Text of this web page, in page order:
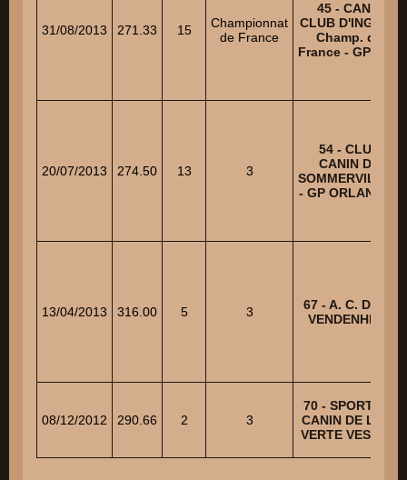
31/08/2013 271.33 15
Championnat
de France
45 - CANIS
CLUB D'INGRE -
Champ. de
France - GP SCC
20/07/2013 274.50 13 3
54 - CLUB
CANIN DE
SOMMERVILLER
- GP ORLANDINI
13/04/2013 316.00 5 3
67 - A. C. D. DE
VENDENHEIM
08/12/2012 290.66 2 3
70 - SPORTING
CANIN DE L'ILE
VERTE VESOUL